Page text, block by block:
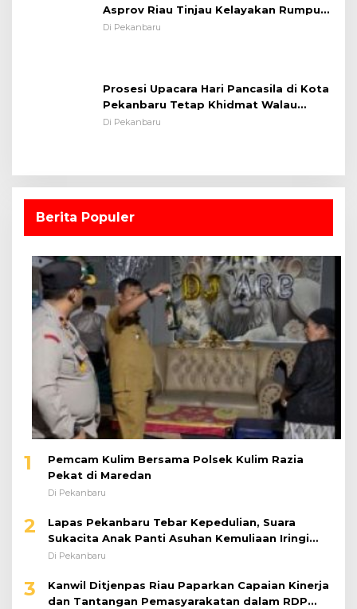
Asprov Riau Tinjau Kelayakan Rumput
Lapangan Sepakbola
Di Pekanbaru
Prosesi Upacara Hari Pancasila di Kota
Pekanbaru Tetap Khidmat Walau
Dalam Ruangan
Di Pekanbaru
Berita Populer
1
Pemcam Kulim Bersama Polsek Kulim Razia
Pekat di Maredan
Di Pekanbaru
2
Lapas Pekanbaru Tebar Kepedulian, Suara
Sukacita Anak Panti Asuhan Kemuliaan Iringi
Bantuan Sosial
Di Pekanbaru
3
Kanwil Ditjenpas Riau Paparkan Capaian Kinerja
dan Tantangan Pemasyarakatan dalam RDP